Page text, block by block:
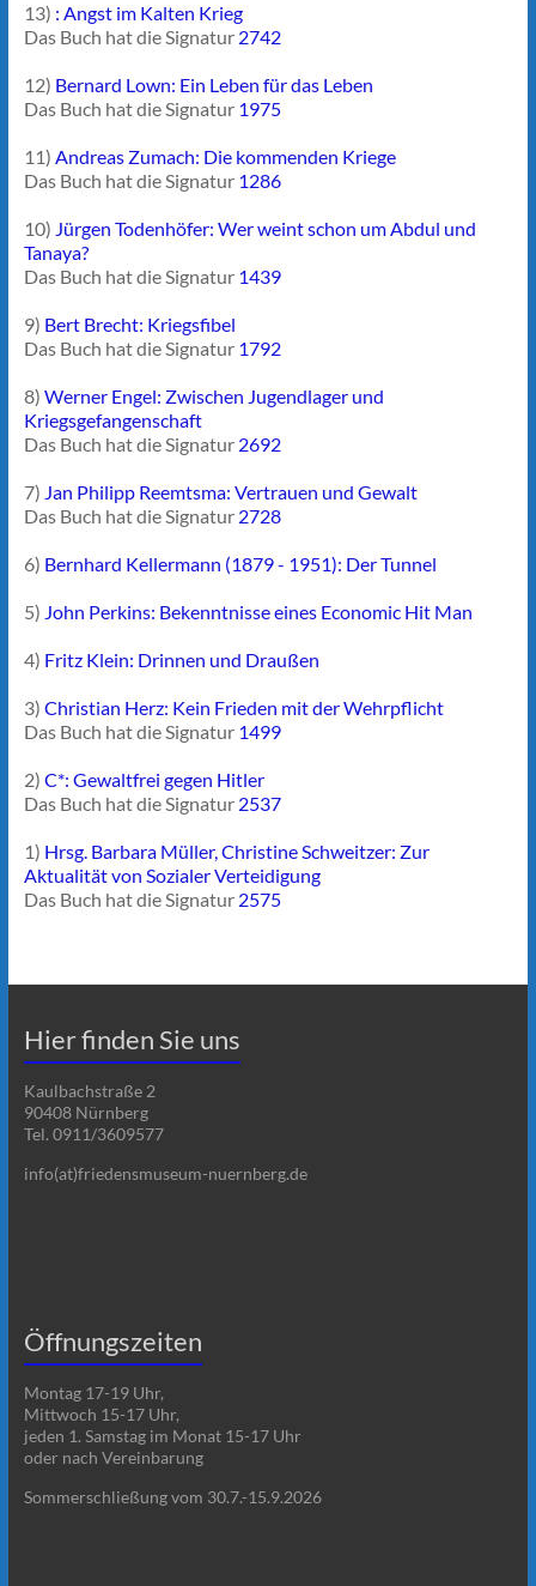
13) : Angst im Kalten Krieg
Das Buch hat die Signatur 2742
12) Bernard Lown: Ein Leben für das Leben
Das Buch hat die Signatur 1975
11) Andreas Zumach: Die kommenden Kriege
Das Buch hat die Signatur 1286
10) Jürgen Todenhöfer: Wer weint schon um Abdul und
Tanaya?
Das Buch hat die Signatur 1439
9) Bert Brecht: Kriegsfibel
Das Buch hat die Signatur 1792
8) Werner Engel: Zwischen Jugendlager und
Kriegsgefangenschaft
Das Buch hat die Signatur 2692
7) Jan Philipp Reemtsma: Vertrauen und Gewalt
Das Buch hat die Signatur 2728
6) Bernhard Kellermann (1879 - 1951): Der Tunnel
5) John Perkins: Bekenntnisse eines Economic Hit Man
4) Fritz Klein: Drinnen und Draußen
3) Christian Herz: Kein Frieden mit der Wehrpflicht
Das Buch hat die Signatur 1499
2) C*: Gewaltfrei gegen Hitler
Das Buch hat die Signatur 2537
1) Hrsg. Barbara Müller, Christine Schweitzer: Zur
Aktualität von Sozialer Verteidigung
Das Buch hat die Signatur 2575
Hier finden Sie uns
Kaulbachstraße 2
90408 Nürnberg
Tel. 0911/3609577
info(at)friedensmuseum-nuernberg.de
Öffnungszeiten
Montag 17-19 Uhr,
Mittwoch 15-17 Uhr,
jeden 1. Samstag im Monat 15-17 Uhr
oder nach Vereinbarung
Sommerschließung vom 30.7.-15.9.2026